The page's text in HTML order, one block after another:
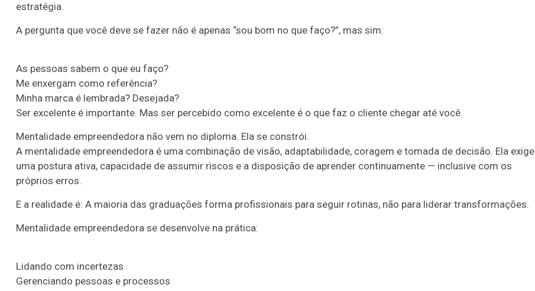
estratégia.
A pergunta que você deve se fazer não é apenas “sou bom no que faço?”, mas sim:
As pessoas sabem o que eu faço?
Me enxergam como referência?
Minha marca é lembrada? Desejada?
Ser excelente é importante. Mas ser percebido como excelente é o que faz o cliente chegar até você.
Mentalidade empreendedora não vem no diploma. Ela se constrói.
A mentalidade empreendedora é uma combinação de visão, adaptabilidade, coragem e tomada de decisão. Ela exige
uma postura ativa, capacidade de assumir riscos e a disposição de aprender continuamente — inclusive com os
próprios erros.
E a realidade é: A maioria das graduações forma profissionais para seguir rotinas, não para liderar transformações.
Mentalidade empreendedora se desenvolve na prática:
Lidando com incertezas
Gerenciando pessoas e processos